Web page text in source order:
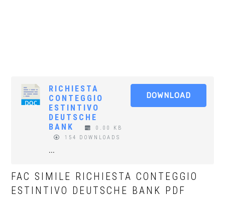
RICHIESTA
CONTEGGIO
ESTINTIVO
DEUTSCHE
BANK​
0.00 KB
154 DOWNLOADS
...
DOWNLOAD
FAC SIMILE RICHIESTA CONTEGGIO
ESTINTIVO DEUTSCHE BANK​ PDF